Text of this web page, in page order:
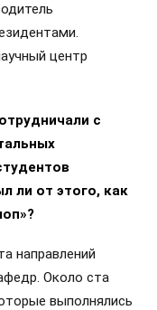
центр
с
ли от этого, как
направлений
Около ста
выполнялись